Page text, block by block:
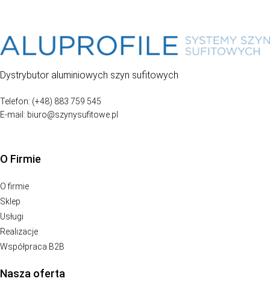
Dystrybutor aluminiowych szyn sufitowych
Telefon: (+48) 883 759 545
E-mail: biuro@szynysufitowe.pl
O Firmie
O firmie
Sklep
Usługi
Realizacje
Współpraca B2B
Nasza oferta